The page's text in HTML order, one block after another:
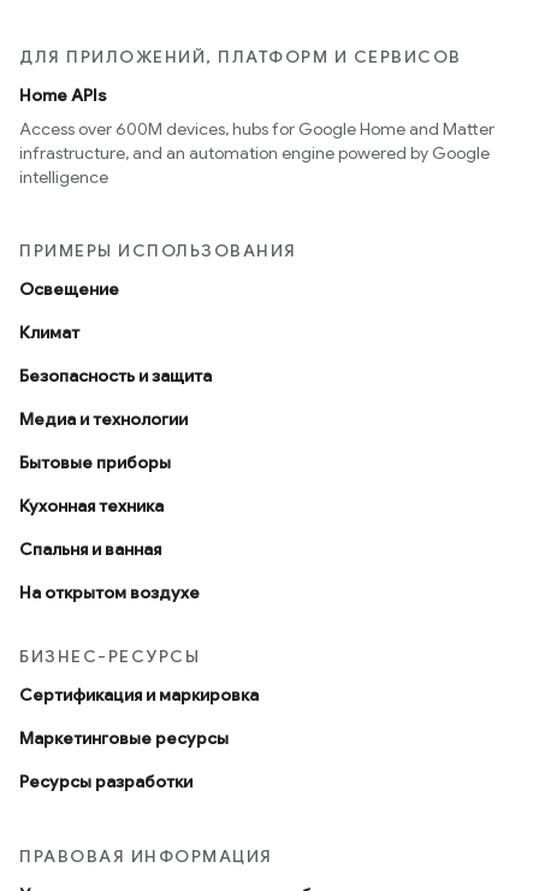
ДЛЯ ПРИЛОЖЕНИЙ, ПЛАТФОРМ И СЕРВИСОВ
Home APIs
Access over 600M devices, hubs for Google Home and Matter
infrastructure, and an automation engine powered by Google
intelligence
ПРИМЕРЫ ИСПОЛЬЗОВАНИЯ
Освещение
Климат
Безопасность и защита
Медиа и технологии
Бытовые приборы
Кухонная техника
Спальня и ванная
На открытом воздухе
БИЗНЕС-РЕСУРСЫ
Сертификация и маркировка
Маркетинговые ресурсы
Ресурсы разработки
ПРАВОВАЯ ИНФОРМАЦИЯ